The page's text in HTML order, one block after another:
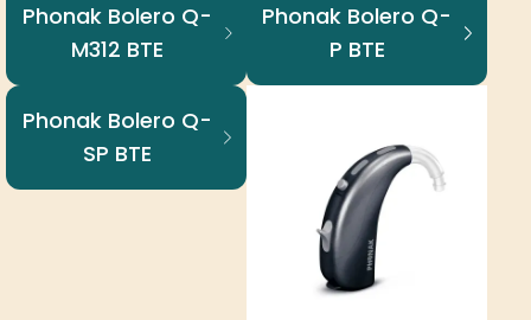
Phonak Bolero Q-
M312 BTE
Phonak Bolero Q-
P BTE
Phonak Bolero Q-
SP BTE